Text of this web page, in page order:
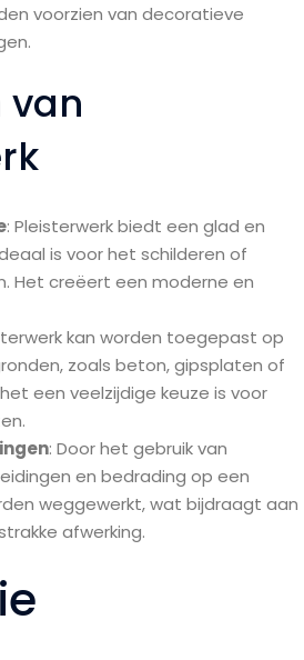
voorzien van decoratieve
van
: Pleisterwerk biedt een glad en
is voor het schilderen of
Het creëert een moderne en
kan worden toegepast op
zoals beton, gipsplaten of
een veelzijdige keuze is voor
: Door het gebruik van
en bedrading op een
weggewerkt, wat bijdraagt aan
afwerking.